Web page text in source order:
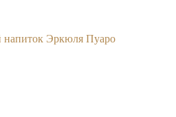
Эркюля Пуаро